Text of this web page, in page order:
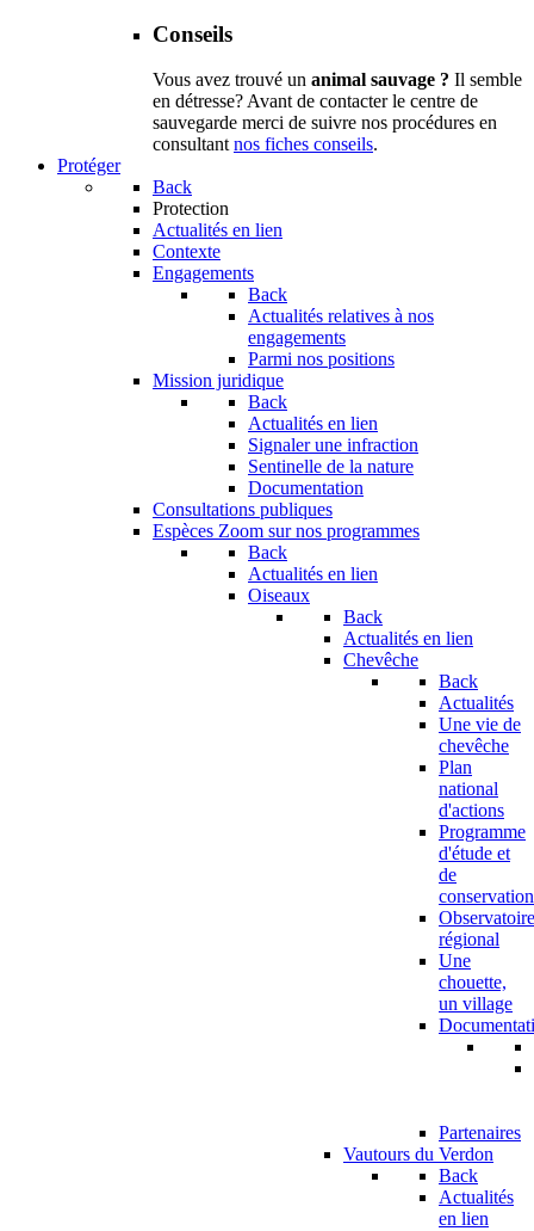
Conseils
Vous avez trouvé un animal sauvage ? Il semble
en détresse? Avant de contacter le centre de
sauvegarde merci de suivre nos procédures en
consultantnos fiches conseils.
Protéger
Back
Protection
Actualités en lien
Contexte
Engagements
Back
Actualités relatives à nos
engagements
Parmi nos positions
Mission juridique
Back
Actualités en lien
Signaler une infraction
Sentinelle de la nature
Documentation
Consultations publiques
Espèces Zoom sur nos programmes
Back
Actualités en lien
Oiseaux
Back
Actualités en lien
Chevêche
Back
Actualités
Une vie de
chevêche
Plan
national
d'actions
Programme
d'étude et
de
conservation
Observatoire
régional
Une
chouette,
un village
Partenaires
Vautours du Verdon
Back
Actualités
en lien